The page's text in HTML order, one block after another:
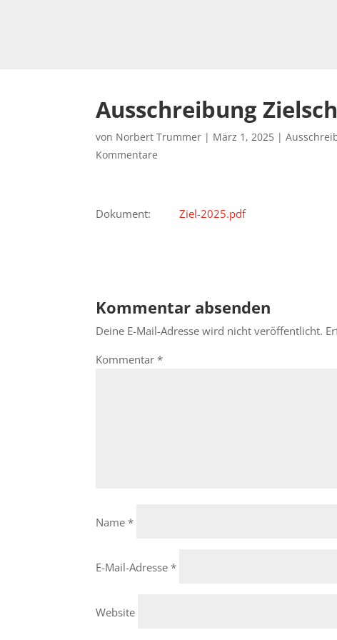
Ausschreibung
von Norbert Trummer | März 1, 2025 |
Kommentare
Dokument: Ziel-2025.pdf
Kommentar absenden
Deine E-Mail-Adresse wird nicht veröffentlicht.
Kommentar*
Name*
E-Mail-Adresse*
Website